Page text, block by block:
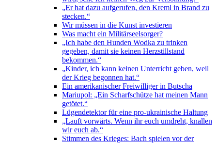
„Er hat dazu aufgerufen, den Kreml in Brand zu
stecken.“
Wir müssen in die Kunst investieren
Was macht ein Militärseelsorger?
„Ich habe den Hunden Wodka zu trinken
gegeben, damit sie keinen Herzstillstand
bekommen.“
„Kinder, ich kann keinen Unterricht geben, weil
der Krieg begonnen hat.“
Ein amerikanischer Freiwilliger in Butscha
Mariupol: „Ein Scharfschütze hat meinen Mann
getötet.“
Lügendetektor für eine pro-ukrainische Haltung
„Lauft vorwärts. Wenn ihr euch umdreht, knallen
wir euch ab.“
Stimmen des Krieges: Bach spielen vor der